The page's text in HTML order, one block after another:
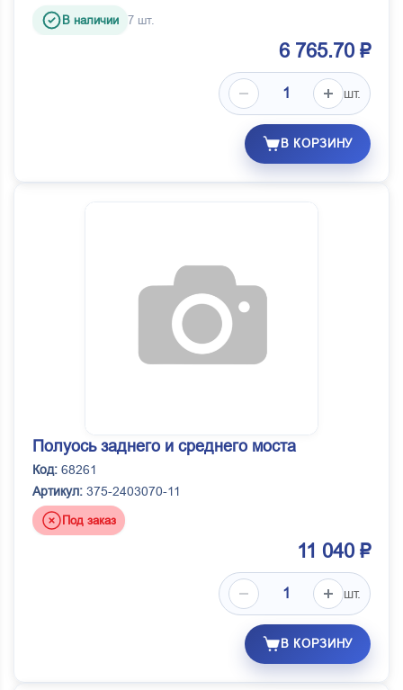
В наличии 7 шт.
6 765.70 ₽
шт.
В КОРЗИНУ
Полуось заднего и среднего моста
Код: 68261
Артикул: 375-2403070-11
Под заказ
11 040 ₽
шт.
В КОРЗИНУ